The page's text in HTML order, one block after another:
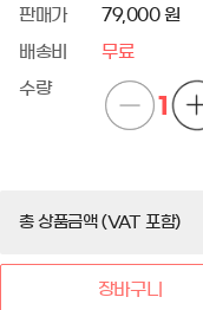
판매가 79,000 원
배송비 무료
수량
1
총 상품금액 (VAT 포함)
장바구니